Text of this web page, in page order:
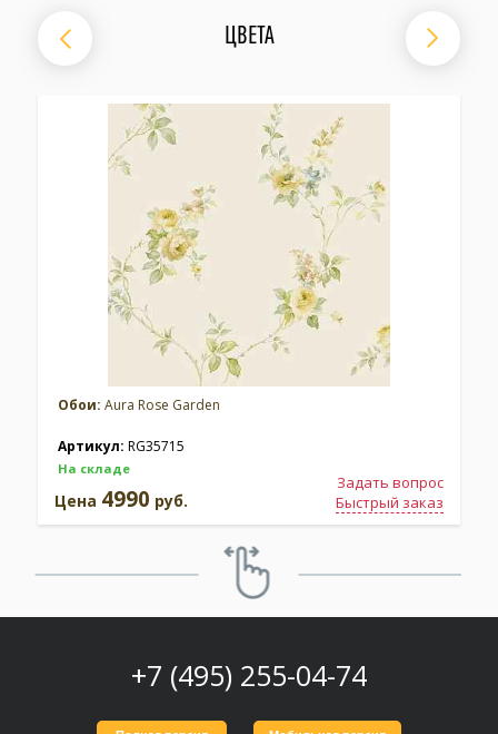
ЦВЕТА
Обои: Aura Rose Garden
Артикул: RG35715
На складе
Задать вопрос
Быстрый заказ
Цена 4990 руб.
+7 (495) 255-04-74